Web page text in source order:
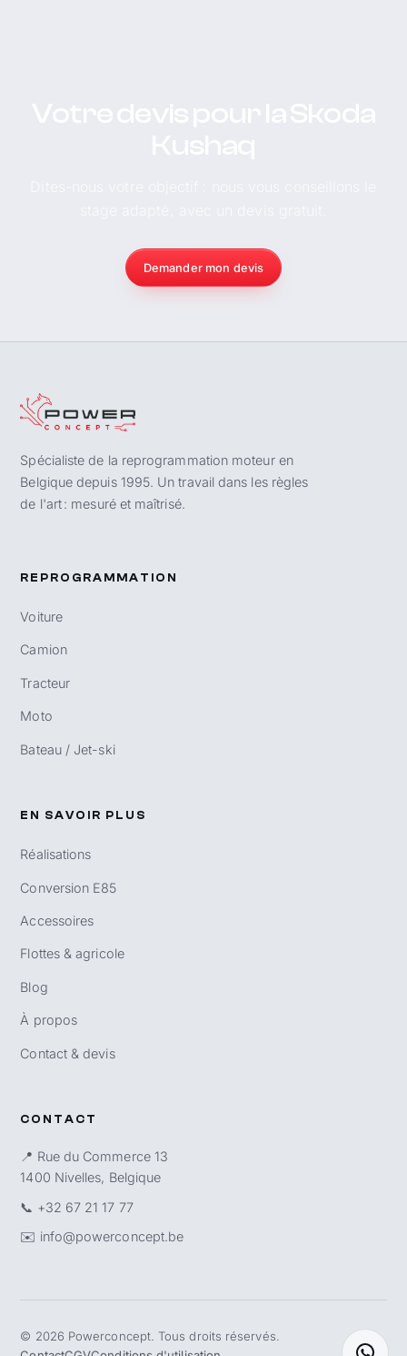
Demander mon devis
Spécialiste de la reprogrammation moteur en
Belgique depuis 1995. Un travail dans les règles
de l'art : mesuré et maîtrisé.
REPROGRAMMATION
Voiture
Camion
Tracteur
Moto
Bateau / Jet-ski
EN SAVOIR PLUS
Réalisations
Conversion E85
Accessoires
Flottes & agricole
Blog
À propos
Contact & devis
CONTACT
📍 Rue du Commerce 13
1400 Nivelles, Belgique
📞 +32 67 21 17 77
✉️ info@powerconcept.be
© 2026 Powerconcept. Tous droits réservés.